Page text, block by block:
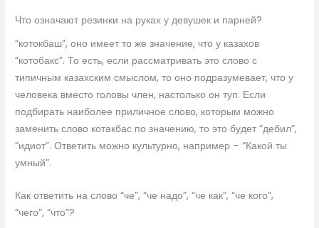
Что означают резинки на руках у девушек и парней?
“котокбаш”, оно имеет то же значение, что у казахов
“котобакс”. То есть, если рассматривать это слово с
типичным казахским смыслом, то оно подразумевает, что у
человека вместо головы член, настолько он туп. Если
подбирать наиболее приличное слово, которым можно
заменить слово котакбас по значению, то это будет “дебил”,
“идиот”. Ответить можно культурно, например – “Какой ты
умный”.
Как ответить на слово “че”, “че надо”, “че как”, “че кого”,
“чего”, “что”?